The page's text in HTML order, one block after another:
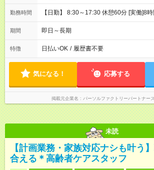
勤務時間 【日勤】 8:30～17:30 休憩60分 [実働]8
期間 即日～長期
特徴 日払いOK / 履歴書不要
気になる！ 応募する
掲載元企業名 パーソルファクトリーパートナー
未読
【計画業務・家族対応ナシも叶う
合える＊高齢者ケアスタッフ